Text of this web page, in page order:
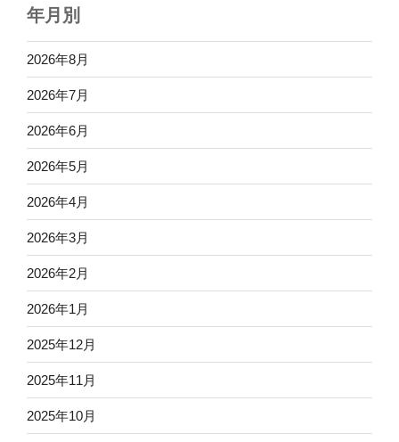
年月別
2026年8月
2026年7月
2026年6月
2026年5月
2026年4月
2026年3月
2026年2月
2026年1月
2025年12月
2025年11月
2025年10月